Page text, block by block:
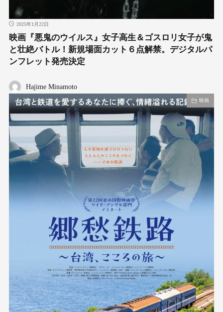
2025年1月22日
映画『悪鬼のウイルス』女子高生＆ゴスロリ女子が鬼
と壮絶バトル！新規場面カット６点解禁。デジタルパ
ンフレット発売決定
Hajime Minamoto
映画